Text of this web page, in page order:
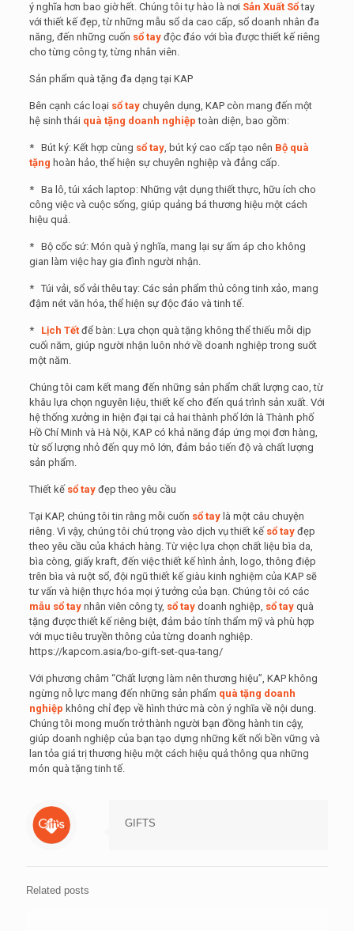
ý nghĩa hơn bao giờ hết. Chúng tôi tự hào là nơi Sản Xuất Sổtay
với thiết kế đẹp, từ những mẫu sổ da cao cấp, sổ doanh nhân đa
năng, đến những cuốn sổ tayđộc đáo với bìa được thiết kế riêng
cho từng công ty, từng nhân viên.
Sản phẩm quà tặng đa dạng tại KAP
Bên cạnh các loại sổ taychuyên dụng, KAP còn mang đến một
hệ sinh thái quà tặng doanh nghiệp toàn diện, bao gồm:
* Bút ký: Kết hợp cùng sổ tay, bút ký cao cấp tạo nên Bộ quà
tặng hoàn hảo, thể hiện sự chuyên nghiệp và đẳng cấp.
* Ba lô, túi xách laptop: Những vật dụng thiết thực, hữu ích cho
công việc và cuộc sống, giúp quảng bá thương hiệu một cách
hiệu quả.
* Bộ cốc sứ: Món quà ý nghĩa, mang lại sự ấm áp cho không
gian làm việc hay gia đình người nhận.
* Túi vải, sổ vải thêu tay: Các sản phẩm thủ công tinh xảo, mang
đậm nét văn hóa, thể hiện sự độc đáo và tinh tế.
* Lịch Tếtđể bàn: Lựa chọn quà tặng không thể thiếu mỗi dịp
cuối năm, giúp người nhận luôn nhớ về doanh nghiệp trong suốt
một năm.
Chúng tôi cam kết mang đến những sản phẩm chất lượng cao, từ
khâu lựa chọn nguyên liệu, thiết kế cho đến quá trình sản xuất. Với
hệ thống xưởng in hiện đại tại cả hai thành phố lớn là Thành phố
Hồ Chí Minh và Hà Nội, KAP có khả năng đáp ứng mọi đơn hàng,
từ số lượng nhỏ đến quy mô lớn, đảm bảo tiến độ và chất lượng
sản phẩm.
Thiết kế sổ tayđẹp theo yêu cầu
Tại KAP, chúng tôi tin rằng mỗi cuốn sổ taylà một câu chuyện
riêng. Vì vậy, chúng tôi chú trọng vào dịch vụ thiết kế sổ tayđẹp
theo yêu cầu của khách hàng. Từ việc lựa chọn chất liệu bìa da,
bìa còng, giấy kraft, đến việc thiết kế hình ảnh, logo, thông điệp
trên bìa và ruột sổ, đội ngũ thiết kế giàu kinh nghiệm của KAP sẽ
tư vấn và hiện thực hóa mọi ý tưởng của bạn. Chúng tôi có các
mẫu sổ taynhân viên công ty, sổ taydoanh nghiệp, sổ tayquà
tặng được thiết kế riêng biệt, đảm bảo tính thẩm mỹ và phù hợp
với mục tiêu truyền thông của từng doanh nghiệp.
https://kapcom.asia/bo-gift-set-qua-tang/
Với phương châm “Chất lượng làm nên thương hiệu”, KAP không
ngừng nỗ lực mang đến những sản phẩm quà tặng doanh
nghiệp không chỉ đẹp về hình thức mà còn ý nghĩa về nội dung.
Chúng tôi mong muốn trở thành người bạn đồng hành tin cậy,
giúp doanh nghiệp của bạn tạo dựng những kết nối bền vững và
lan tỏa giá trị thương hiệu một cách hiệu quả thông qua những
món quà tặng tinh tế.
GIFTS
Related posts